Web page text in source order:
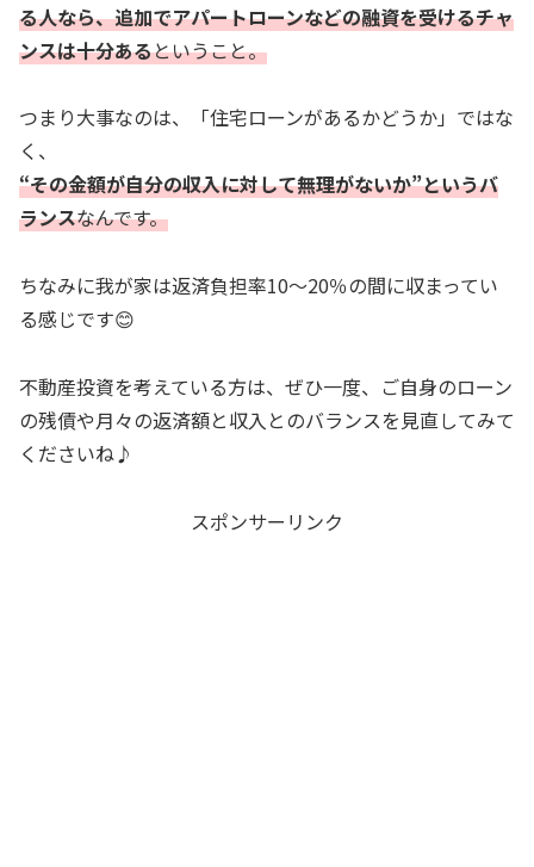
る人なら、追加でアパートローンなどの融資を受けるチャ
ンスは十分あるということ。
つまり大事なのは、「住宅ローンがあるかどうか」ではな
く、
“その金額が自分の収入に対して無理がないか”というバ
ランスなんです。
ちなみに我が家は返済負担率10〜20％の間に収まってい
る感じです😊
不動産投資を考えている方は、ぜひ一度、ご自身のローン
の残債や月々の返済額と収入とのバランスを見直してみて
くださいね♪
スポンサーリンク